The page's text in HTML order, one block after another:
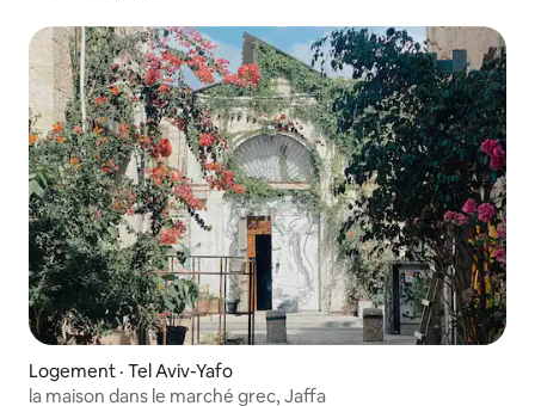
Logement · Tel Aviv-Yafo
la maison dans le marché grec, Jaffa